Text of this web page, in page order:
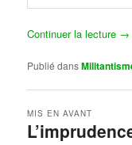
Continuer la lecture →
Publié dans
MIS EN AVANT